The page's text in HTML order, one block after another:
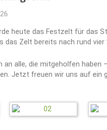
heute das Festzelt für das
das Zelt bereits nach rund
an alle, die mitgeholfen
Jetzt freuen wir uns auf ein